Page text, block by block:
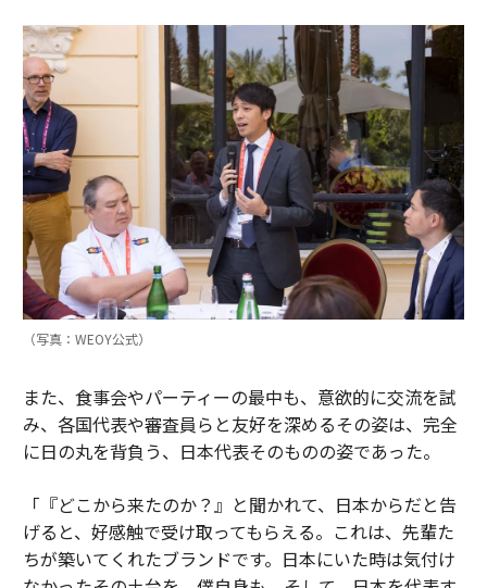
（写真：WEOY公式）
また、食事会やパーティーの最中も、意欲的に交流を試
み、各国代表や審査員らと友好を深めるその姿は、完全
に日の丸を背負う、日本代表そのものの姿であった。
「『どこから来たのか？』と聞かれて、日本からだと告
げると、好感触で受け取ってもらえる。これは、先輩た
ちが築いてくれたブランドです。日本にいた時は気付け